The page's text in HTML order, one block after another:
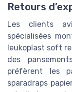
Retours
Les clients
spécialisées
leukoplast soft
des
préfèrent les
sparadraps